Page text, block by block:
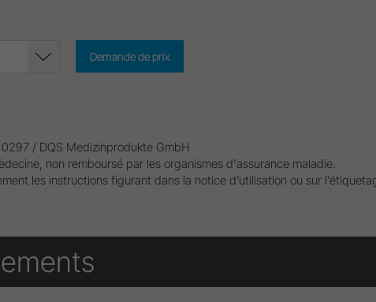
Demande de prix
/ DQS Medizinprodukte GmbH
non remboursé par les organismes d'assurance maladie.
les instructions figurant dans la notice d’utilisation ou sur